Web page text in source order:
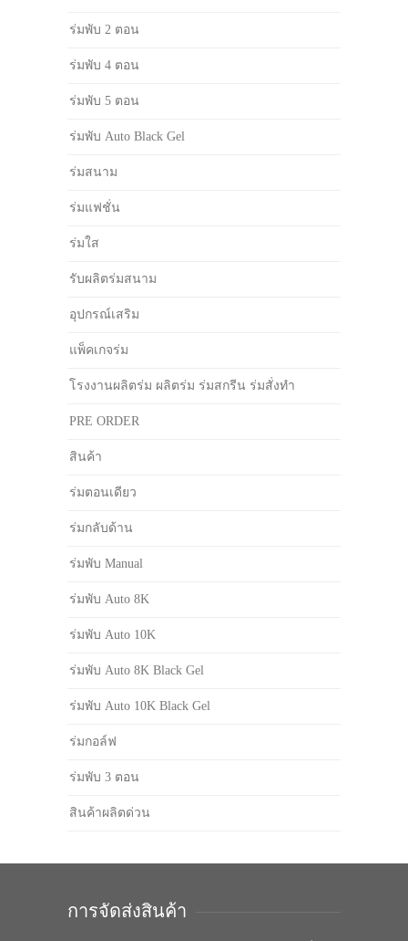
ร่มพับ 2 ตอน
ร่มพับ 4 ตอน
ร่มพับ 5 ตอน
ร่มพับ Auto Black Gel
ร่มสนาม
ร่มแฟชั่น
ร่มใส
รับผลิตร่มสนาม
อุปกรณ์เสริม
แพ็คเกจร่ม
โรงงานผลิตร่ม ผลิตร่ม ร่มสกรีน ร่มสั่งทำ
PRE ORDER
สินค้า
ร่มตอนเดียว
ร่มกลับด้าน
ร่มพับ Manual
ร่มพับ Auto 8K
ร่มพับ Auto 10K
ร่มพับ Auto 8K Black Gel
ร่มพับ Auto 10K Black Gel
ร่มกอล์ฟ
ร่มพับ 3 ตอน
สินค้าผลิตด่วน
การจัดส่งสินค้า